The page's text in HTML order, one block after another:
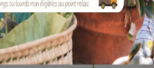
Unité
-